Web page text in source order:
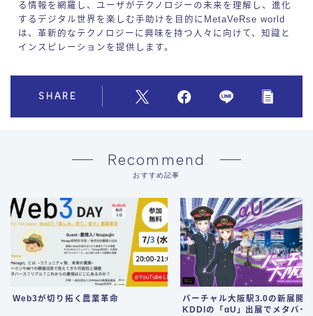
る情報を網羅し、ユーザがテクノロジーの未来を理解し、進化
するデジタル世界を楽しむ手助けを目的にMetaVeRse world
は、革新的なテクノロジーに興味を持つ人々に向けて、知識と
インスピレーションを提供します。
SHARE
Recommend
おすすめ記事
Web3が切り拓く農業革命
バーチャル大阪駅3.0の新展開
KDDIの「αU」出展でメタバー